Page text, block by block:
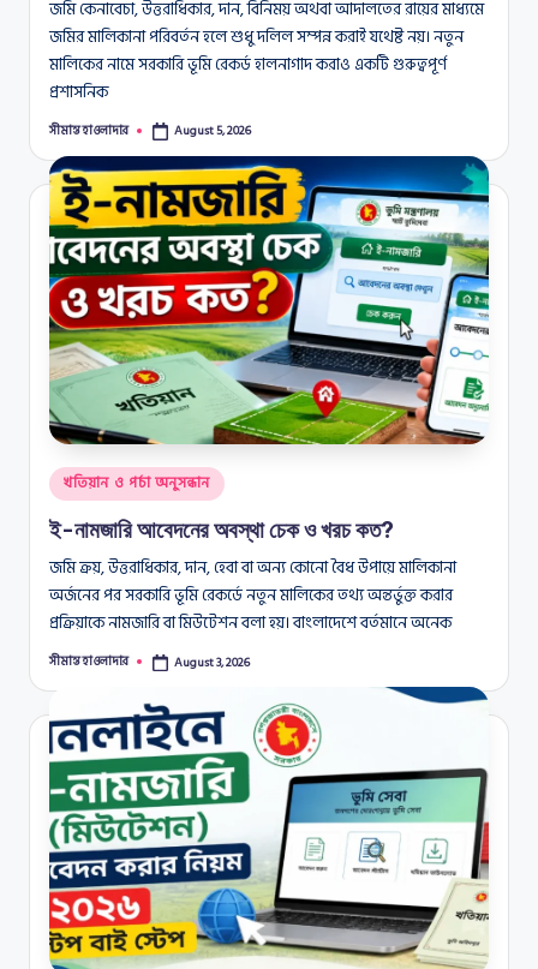
জমি কেনাবেচা, উত্তরাধিকার, দান, বিনিময় অথবা আদালতের রায়ের মাধ্যমে
জমির মালিকানা পরিবর্তন হলে শুধু দলিল সম্পন্ন করাই যথেষ্ট নয়। নতুন
মালিকের নামে সরকারি ভূমি রেকর্ড হালনাগাদ করাও একটি গুরুত্বপূর্ণ
প্রশাসনিক
Posted
সীমান্ত হাওলাদার August 5, 2026
Posted
in
খতিয়ান ও পর্চা অনুসন্ধান
ই-নামজারি আবেদনের অবস্থা চেক ও খরচ কত?
জমি ক্রয়, উত্তরাধিকার, দান, হেবা বা অন্য কোনো বৈধ উপায়ে মালিকানা
অর্জনের পর সরকারি ভূমি রেকর্ডে নতুন মালিকের তথ্য অন্তর্ভুক্ত করার
প্রক্রিয়াকে নামজারি বা মিউটেশন বলা হয়। বাংলাদেশে বর্তমানে অনেক
Posted
সীমান্ত হাওলাদার August 3, 2026